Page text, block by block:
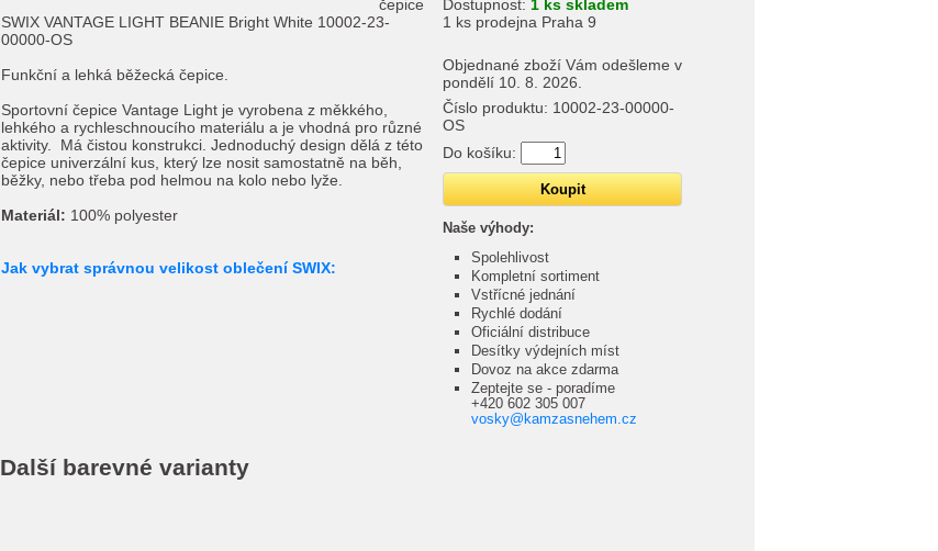
čepice
SWIX VANTAGE LIGHT BEANIE Bright White 10002-23-
00000-OS
Funkční a lehká běžecká čepice.
Sportovní čepice Vantage Light je vyrobena z měkkého,
lehkého a rychleschnoucího materiálu a je vhodná pro různé
aktivity. Má čistou konstrukci. Jednoduchý design dělá z této
čepice univerzální kus, který lze nosit samostatně na běh,
běžky, nebo třeba pod helmou na kolo nebo lyže.
Materiál: 100% polyester
Jak vybrat správnou velikost oblečení SWIX:
Dostupnost: 1 ks skladem
1 ks prodejna Praha 9
Objednané zboží Vám odešleme v
pondělí 10. 8. 2026.
Číslo produktu: 10002-23-00000-
OS
Do košíku:
Naše výhody:
Spolehlivost
Kompletní sortiment
Vstřícné jednání
Rychlé dodání
Oficiální distribuce
Desítky výdejních míst
Dovoz na akce zdarma
Zeptejte se - poradíme
+420 602 305 007
vosky@kamzasnehem.cz
Další barevné varianty